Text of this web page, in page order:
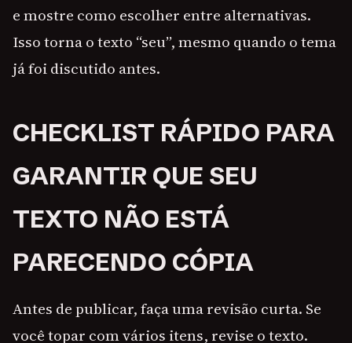
e mostre como escolher entre alternativas.
Isso torna o texto “seu”, mesmo quando o tema
já foi discutido antes.
CHECKLIST RÁPIDO PARA
GARANTIR QUE SEU
TEXTO NÃO ESTÁ
PARECENDO CÓPIA
Antes de publicar, faça uma revisão curta. Se
você topar com vários itens, revise o texto.